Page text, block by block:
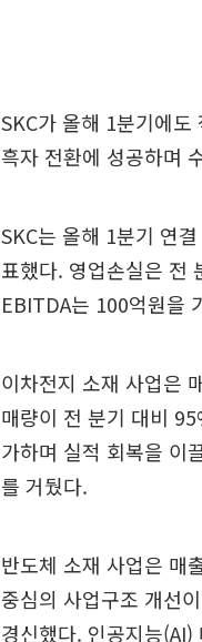
SKC가 올해 1분기에
흑자 전환에 성공하며
SKC는 올해 1분기 연
표했다. 영업손실은 전
EBITDA는 100억원을
이차전지 소재 사업은
매량이 전 분기 대비
가하며 실적 회복을 이
를 거뒀다.
반도체 소재 사업은 매
중심의 사업구조 개선
경신했다. 인공지능